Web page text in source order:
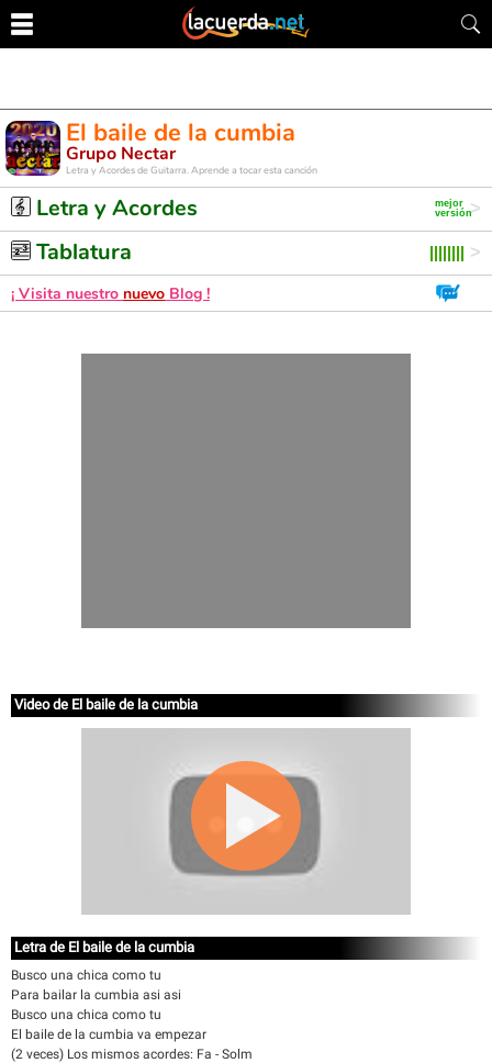
El baile de la cumbia
Grupo Nectar
Letra y Acordes de Guitarra. Aprende a tocar esta canción
Letra y Acordes
Tablatura
¡ Visita nuestro nuevo Blog !
Video de El baile de la cumbia
Letra de El baile de la cumbia
Busco una chica como tu
Para bailar la cumbia asi asi
Busco una chica como tu
El baile de la cumbia va empezar
(2 veces) Los mismos acordes: Fa - Solm